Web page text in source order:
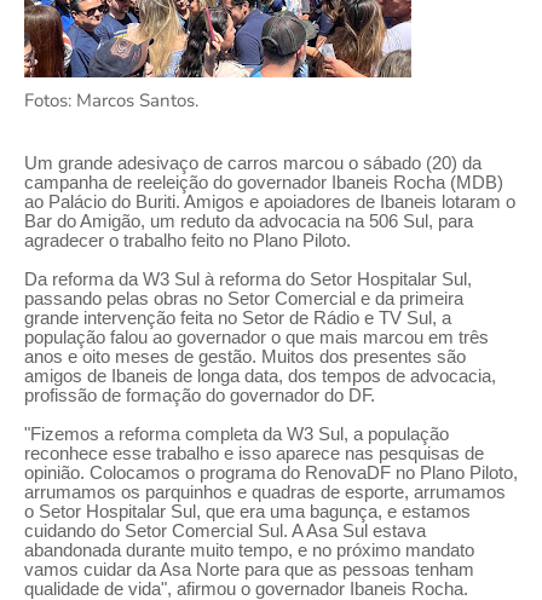
Fotos: Marcos Santos.
Um grande adesivaço de carros marcou o sábado (20) da
campanha de reeleição do governador Ibaneis Rocha (MDB)
ao Palácio do Buriti. Amigos e apoiadores de Ibaneis lotaram o
Bar do Amigão, um reduto da advocacia na 506 Sul, para
agradecer o trabalho feito no Plano Piloto.
Da reforma da W3 Sul à reforma do Setor Hospitalar Sul,
passando pelas obras no Setor Comercial e da primeira
grande intervenção feita no Setor de Rádio e TV Sul, a
população falou ao governador o que mais marcou em três
anos e oito meses de gestão. Muitos dos presentes são
amigos de Ibaneis de longa data, dos tempos de advocacia,
profissão de formação do governador do DF.
"Fizemos a reforma completa da W3 Sul, a população
reconhece esse trabalho e isso aparece nas pesquisas de
opinião. Colocamos o programa do RenovaDF no Plano Piloto,
arrumamos os parquinhos e quadras de esporte, arrumamos
o Setor Hospitalar Sul, que era uma bagunça, e estamos
cuidando do Setor Comercial Sul. A Asa Sul estava
abandonada durante muito tempo, e no próximo mandato
vamos cuidar da Asa Norte para que as pessoas tenham
qualidade de vida", afirmou o governador Ibaneis Rocha.